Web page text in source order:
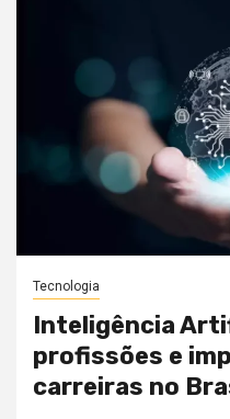
Tecnologia
Inteligência
profissões e
carreiras no